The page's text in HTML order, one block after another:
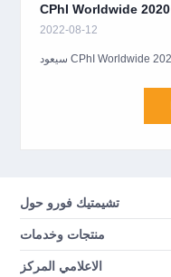
2022-08-12
تشيمتيك فورو حول
منتجات وخدمات
الاعلامي المركز